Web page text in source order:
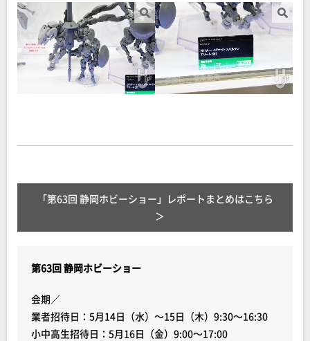
「第63回 静岡ホビーショー」レポートまとめはこちら
第63回 静岡ホビーショー
会期／
業者招待日：5月14日（水）～15日（木）9:30～16:30
小中高生招待日：5月16日（金）9:00～17:00